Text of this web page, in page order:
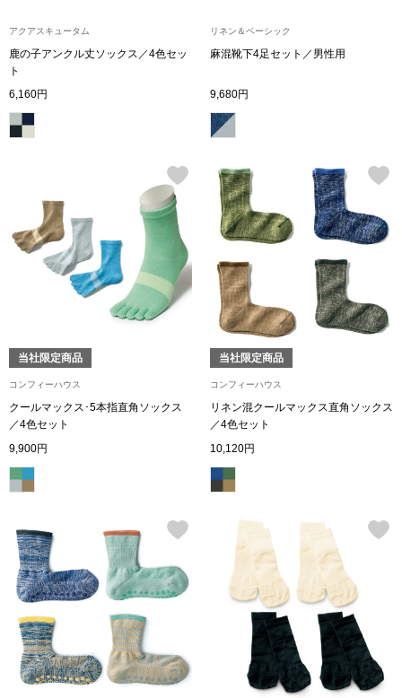
ン雑貨
BOGARD 最新号はこちら
ベスト
その他
ボトムス
ルーム･アン
ルームウェア
アンダーウェア
アクアスキュータム
鹿の子アンクル丈ソックス／4色セッ
ト
6,160円
リネン＆ベーシック
麻混靴下4足セット／男性用
9,680円
当社限定商品
コンフィーハウス
クールマックス･5本指直角ソックス
／4色セット
9,900円
当社限定商品
コンフィーハウス
リネン混クールマックス直角ソックス
／4色セット
10,120円